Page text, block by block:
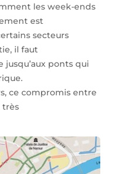
les week-ends
est
secteurs
il faut
ponts qui
ce compromis entre
très